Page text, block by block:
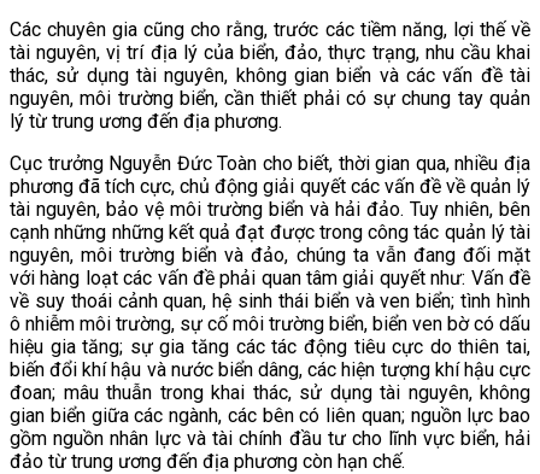
Các chuyên gia cũng cho rằng, trước các tiềm năng, lợi thế về
tài nguyên, vị trí địa lý của biển, đảo, thực trạng, nhu cầu khai
thác, sử dụng tài nguyên, không gian biển và các vấn đề tài
nguyên, môi trường biển, cần thiết phải có sự chung tay quản
lý từ trung ương đến địa phương.
Cục trưởng Nguyễn Đức Toàn cho biết, thời gian qua, nhiều địa
phương đã tích cực, chủ động giải quyết các vấn đề về quản lý
tài nguyên, bảo vệ môi trường biển và hải đảo. Tuy nhiên, bên
cạnh những những kết quả đạt được trong công tác quản lý tài
nguyên, môi trường biển và đảo, chúng ta vẫn đang đối mặt
với hàng loạt các vấn đề phải quan tâm giải quyết như: Vấn đề
về suy thoái cảnh quan, hệ sinh thái biển và ven biển; tình hình
ô nhiễm môi trường, sự cố môi trường biển, biển ven bờ có dấu
hiệu gia tăng; sự gia tăng các tác động tiêu cực do thiên tai,
biến đổi khí hậu và nước biển dâng, các hiện tượng khí hậu cực
đoan; mâu thuẫn trong khai thác, sử dụng tài nguyên, không
gian biển giữa các ngành, các bên có liên quan; nguồn lực bao
gồm nguồn nhân lực và tài chính đầu tư cho lĩnh vực biển, hải
đảo từ trung ương đến địa phương còn hạn chế.